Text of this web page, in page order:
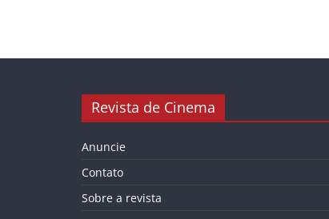
Revista de Cinema
Anuncie
Contato
Sobre a revista